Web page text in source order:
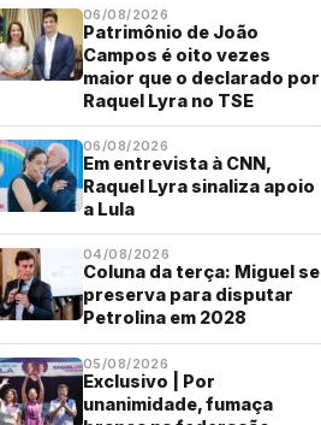
06/08/2026
Patrimônio de João
Campos é oito vezes
maior que o declarado por
Raquel Lyra no TSE
06/08/2026
Em entrevista à CNN,
Raquel Lyra sinaliza apoio
a Lula
04/08/2026
Coluna da terça: Miguel se
preserva para disputar
Petrolina em 2028
05/08/2026
Exclusivo | Por
unanimidade, fumaça